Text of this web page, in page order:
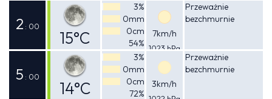
2 : 00
15°C
Odczuwalna
14°C
3%
0mm
0cm
54%
7km/h
1023 hPa
Przeważnie
bezchmurnie
5 : 00
14°C
3%
0mm
0cm
72%
3km/h
Przeważnie
bezchmurnie